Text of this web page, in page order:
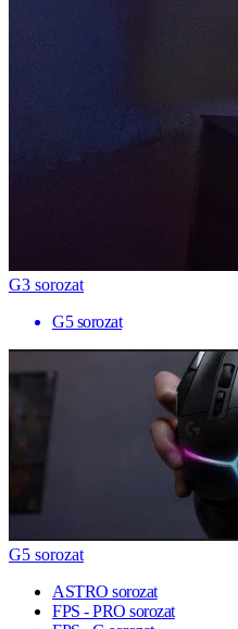
G3 sorozat
G5 sorozat
G5 sorozat
ASTRO sorozat
FPS - PRO sorozat